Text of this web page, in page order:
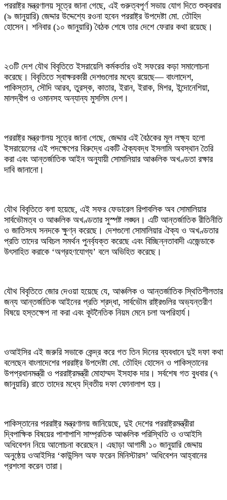
‎পররাষ্ট্র মন্ত্রণালয় সূত্রে জানা গেছে, এই গুরুত্বপূর্ণ সভায় যোগ দিতে শুক্রবার
(৯ জানুয়ারি) জেদ্দার উদ্দেশ্যে রওনা হবেন পররাষ্ট্র উপদেষ্টা মো. তৌহিদ
হোসেন। শনিবার (১০ জানুয়ারি) বৈঠক শেষে তার দেশে ফেরার কথা রয়েছে।
‎২৩টি দেশ যৌথ বিবৃতিতে ইসরায়েলি কর্মকর্তার ওই সফরের কড়া সমালোচনা
করেছে। বিবৃতিতে স্বাক্ষরকারী দেশগুলোর মধ্যে রয়েছে— বাংলাদেশ,
পাকিস্তান, সৌদি আরব, তুরস্ক, কাতার, ইরান, ইরাক, মিশর, ইন্দোনেশিয়া,
মালদ্বীপ ও ওমানসহ অন্যান্য মুসলিম দেশ।
‎পররাষ্ট্র মন্ত্রণালয় সূত্রে জানা গেছে, জেদ্দার এই বৈঠকের মূল লক্ষ্য হলো
ইসরায়েলের এই পদক্ষেপের বিরুদ্ধে একটি ঐক্যবদ্ধ ইসলামি অবস্থান তৈরি
করা এবং আন্তর্জাতিক আইন অনুযায়ী সোমালিয়ার আঞ্চলিক অখণ্ডতা রক্ষার
দাবি জানানো।
‎যৌথ বিবৃতিতে বলা হয়েছে, এই সফর ফেডারেল রিপাবলিক অব সোমালিয়ার
সার্বভৌমত্ব ও আঞ্চলিক অখণ্ডতার সুস্পষ্ট লঙ্ঘন। এটি আন্তর্জাতিক রীতিনীতি
ও জাতিসংঘ সনদকে ক্ষুণ্ন করেছে। দেশগুলো সোমালিয়ার ঐক্য ও অখণ্ডতার
প্রতি তাদের অবিচল সমর্থন পুনর্ব্যক্ত করেছে এবং বিচ্ছিন্নতাবাদী এজেন্ডাকে
উৎসাহিত করাকে ‘অগ্রহণযোগ্য’ বলে অভিহিত করেছে।
‎যৌথ বিবৃতিতে জোর দেওয়া হয়েছে যে, আঞ্চলিক ও আন্তর্জাতিক স্থিতিশীলতার
জন্য আন্তর্জাতিক আইনের প্রতি শ্রদ্ধা, সার্বভৌম রাষ্ট্রগুলির অভ্যন্তরীণ
বিষয়ে হস্তক্ষেপ না করা এবং কূটনৈতিক নিয়ম মেনে চলা অপরিহার্য।
‎ওআইসির এই জরুরি সভাকে কেন্দ্র করে গত তিন দিনের ব্যবধানে দুই দফা কথা
বলেছেন বাংলাদেশের পররাষ্ট্র উপদেষ্টা মো. তৌহিদ হোসেন ও পাকিস্তানের
উপপ্রধানমন্ত্রী ও পররাষ্ট্রমন্ত্রী মোহাম্মদ ইসহাক দার। সর্বশেষ গত বুধবার (৭
জানুয়ারি) রাতে তাদের মধ্যে দ্বিতীয় দফা ফোনালাপ হয়।
‎পাকিস্তানের পররাষ্ট্র মন্ত্রণালয় জানিয়েছে, দুই দেশের পররাষ্ট্রমন্ত্রীরা
দ্বিপাক্ষিক বিষয়ের পাশাপাশি সাম্প্রতিক আঞ্চলিক পরিস্থিতি ও ওআইসি
অধিবেশন নিয়ে আলোচনা করেছেন। এছাড়া আগামী ১০ জানুয়ারি জেদ্দায়
অনুষ্ঠেয় ওআইসির ‘কাউন্সিল অফ ফরেন মিনিস্টারস’ অধিবেশন আহ্বানের
প্রশংসা করেন তারা।